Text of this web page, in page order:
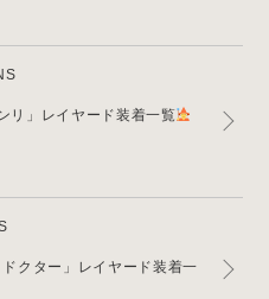
リ」レイヤード装着一覧
ドクター」レイヤード装着一